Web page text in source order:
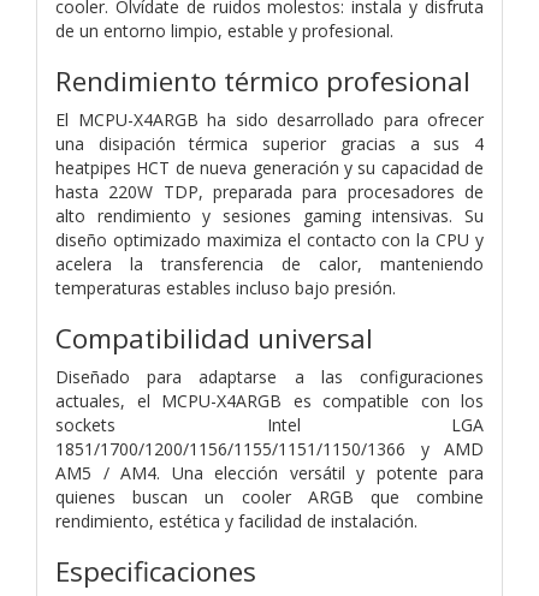
cooler. Olvídate de ruidos molestos: instala y disfruta
de un entorno limpio, estable y profesional.
Rendimiento térmico profesional
El MCPU-X4ARGB ha sido desarrollado para ofrecer
una disipación térmica superior gracias a sus 4
heatpipes HCT de nueva generación y su capacidad de
hasta 220W TDP, preparada para procesadores de
alto rendimiento y sesiones gaming intensivas. Su
diseño optimizado maximiza el contacto con la CPU y
acelera la transferencia de calor, manteniendo
temperaturas estables incluso bajo presión.
Compatibilidad universal
Diseñado para adaptarse a las configuraciones
actuales, el MCPU-X4ARGB es compatible con los
sockets Intel LGA
1851/1700/1200/1156/1155/1151/1150/1366 y AMD
AM5 / AM4. Una elección versátil y potente para
quienes buscan un cooler ARGB que combine
rendimiento, estética y facilidad de instalación.
Especificaciones